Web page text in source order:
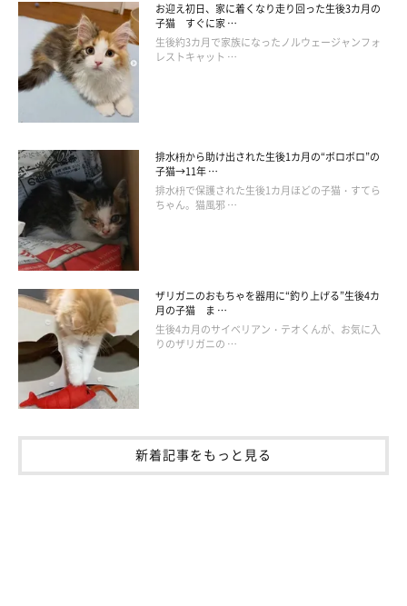
お迎え初日、家に着くなり走り回った生後3カ月の
子猫 すぐに家 …
生後約3カ月で家族になったノルウェージャンフォ
レストキャット …
排水枡から助け出された生後1カ月の“ボロボロ”の
子猫→11年 …
排水枡で保護された生後1カ月ほどの子猫・すてら
ちゃん。猫風邪 …
ザリガニのおもちゃを器用に“釣り上げる”生後4カ
月の子猫 ま …
生後4カ月のサイベリアン・テオくんが、お気に入
りのザリガニの …
新着記事をもっと見る